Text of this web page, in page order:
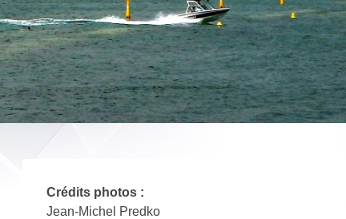
Crédits photos :
Jean-Michel Predko